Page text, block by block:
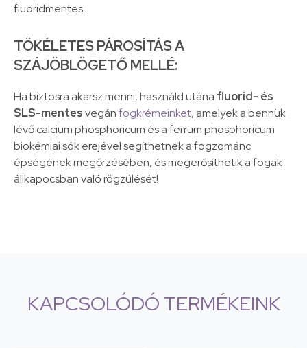
fluoridmentes.
TÖKÉLETES PÁROSÍTÁS A
SZÁJÖBLÖGETŐ MELLÉ:
Ha biztosra akarsz menni, használd utána fluorid- és
SLS-mentesvegánfogkrémeinket, amelyek a bennük
lévő calcium phosphoricum és a ferrum phosphoricum
biokémiai sók erejével segíthetnek a fogzománc
épségének megőrzésében, és megerősíthetik a fogak
állkapocsban való rögzülését!
KAPCSOLÓDÓ TERMÉKEINK